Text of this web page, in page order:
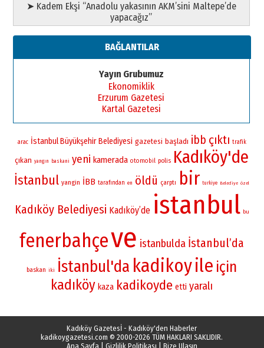
➤ Kadem Ekşi “Anadolu yakasının AKM’sini Maltepe’de
yapacağız”
BAĞLANTILAR
Yayın Grubumuz
Ekonomiklik
Erzurum Gazetesi
Kartal Gazetesi
arac İstanbul Büyükşehir Belediyesi gazetesi başladı ibb çıktı trafik
çıkan yangın baskani yeni kamerada otomobil polis Kadıköy'de
İstanbul yangin İBB tarafından en öldü çarptı bir turkiye Belediye özel
Kadıköy Belediyesi Kadıköy’de istanbul bu
fenerbahçeve istanbulda İstanbul’da
baskan iki İstanbul'da kadikoyile için
kadıköy kaza kadikoyde etti yaralı
Kadıköy Gazetesİ - Kadıköy'den Haberler
kadikoygazetesi.com © 2000-2026 TÜM HAKLARI SAKLIDIR.
Ana Sayfa
Gizlilik Politikası Bize Ulaşın